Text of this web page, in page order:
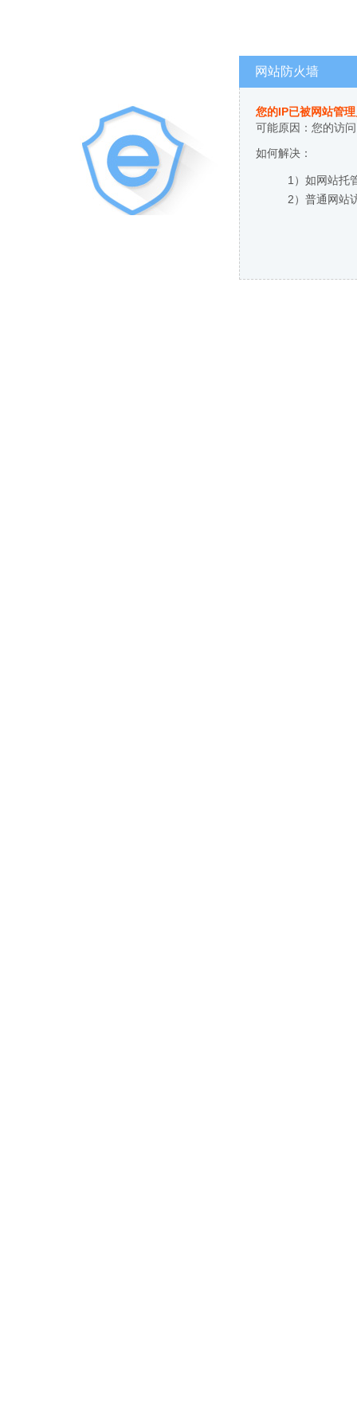
网站防火墙
您的IP已被网站管
可能原因：您的访
如何解决：
1）如网站托
2）普通网站